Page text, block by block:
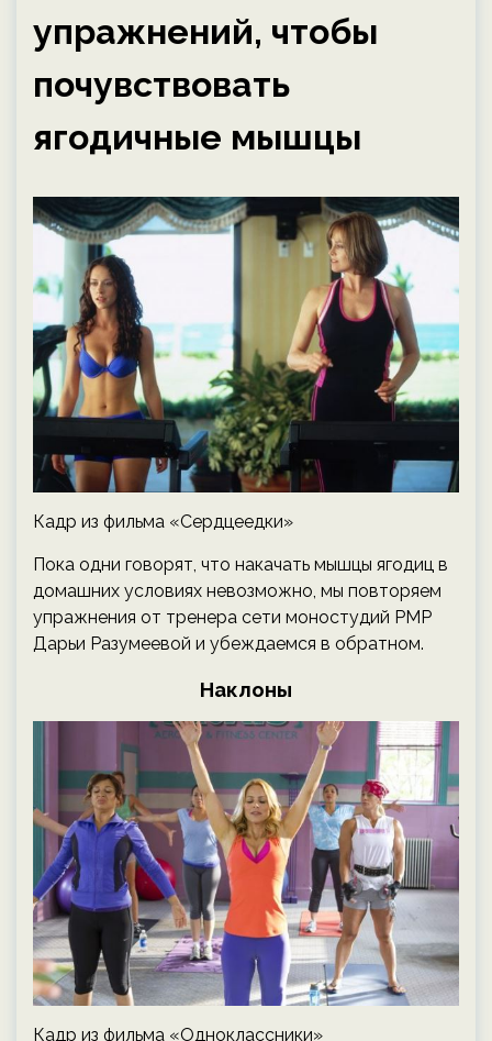
упражнений, чтобы
почувствовать
ягодичные мышцы
Кадр из фильма «Сердцеедки»
Пока одни говорят, что накачать мышцы ягодиц в
домашних условиях невозможно, мы повторяем
упражнения от тренера сети моностудий PMP
Дарьи Разумеевой и убеждаемся в обратном.
Наклоны
Кадр из фильма «Одноклассники»